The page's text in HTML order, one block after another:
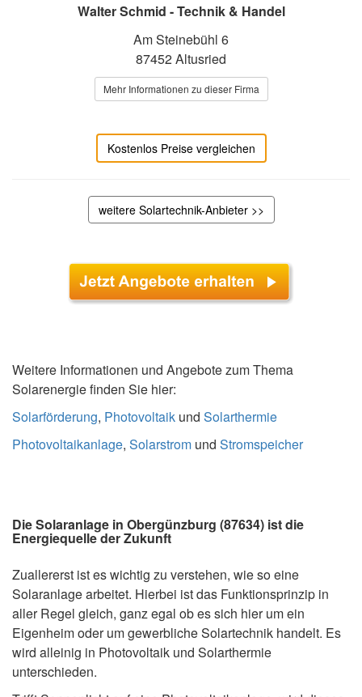
Walter Schmid - Technik & Handel
Am Steinebühl 6
87452 Altusried
Mehr Informationen zu dieser Firma
Kostenlos Preise vergleichen
weitere Solartechnik-Anbieter >>
Weitere Informationen und Angebote zum Thema
Solarenergie finden Sie hier:
Solarförderung, Photovoltaik und Solarthermie
Photovoltaikanlage, Solarstrom und Stromspeicher
Die Solaranlage in Obergünzburg (87634) ist die
Energiequelle der Zukunft
Zuallererst ist es wichtig zu verstehen, wie so eine
Solaranlage arbeitet. Hierbei ist das Funktionsprinzip in
aller Regel gleich, ganz egal ob es sich hier um ein
Eigenheim oder um gewerbliche Solartechnik handelt. Es
wird alleinig in Photovoltaik und Solarthermie
unterschieden.